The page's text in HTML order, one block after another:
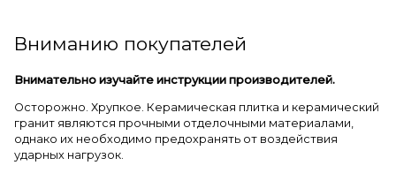
Вниманию покупателей
Внимательно изучайте инструкции производителей.
Осторожно. Хрупкое. Керамическая плитка и керамический
гранит являются прочными отделочными материалами,
однако их необходимо предохранять от воздействия
ударных нагрузок.